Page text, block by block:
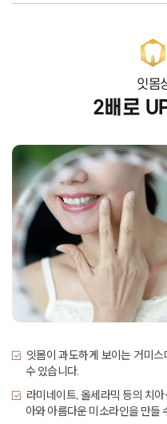
잇몸
2배로
잇몸이 과도하게 보이는 거미
수 있습니다.
라미네이트, 올세라믹 등의 치
아와 아름다운 미소라인을 만들